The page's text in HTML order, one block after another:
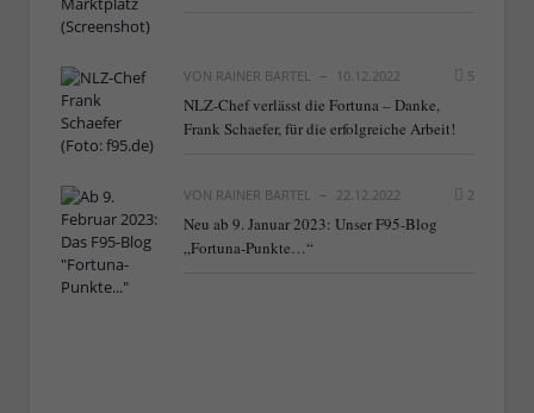
VON RAINER BARTEL 10.12.2022 5
NLZ-Chef verlässt die Fortuna – Danke,
Frank Schaefer, für die erfolgreiche Arbeit!
VON RAINER BARTEL 22.12.2022 2
Neu ab 9. Januar 2023: Unser F95-Blog
„Fortuna-Punkte…“